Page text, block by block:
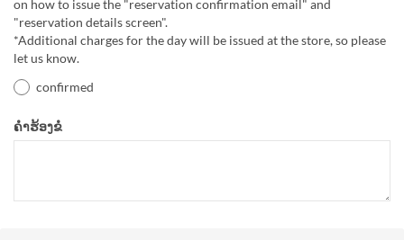
on how to issue the "reservation confirmation email" and
"reservation details screen".
*Additional charges for the day will be issued at the store, so please
let us know.
confirmed
ຄຳຮ້ອງຂໍ